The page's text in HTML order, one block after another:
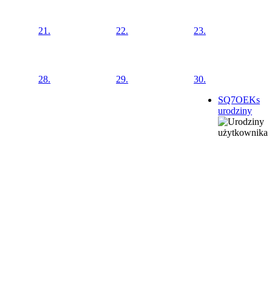
21. 22. 23.
28. 29.
30.
SQ7OEKs
urodziny